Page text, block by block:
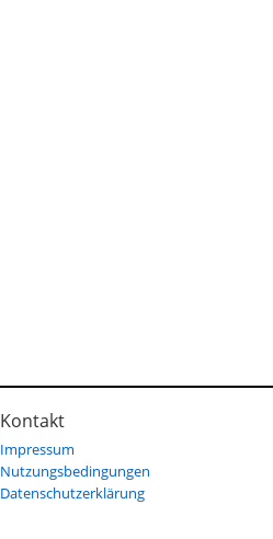
Kontakt
Impressum
Nutzungsbedingungen
Datenschutzerklärung